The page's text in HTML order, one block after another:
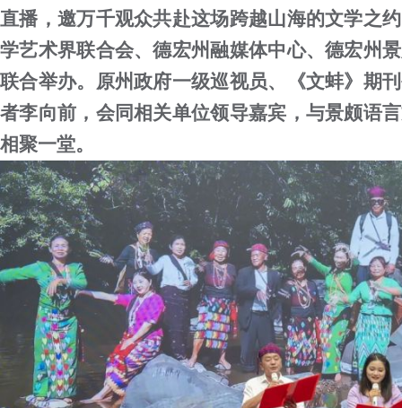
直播 ， 邀万千观众共赴这场跨越山海的文学之约
学艺术界联合会、德宏州融媒体中心、德宏州
联合举办。 原州政府一级巡视员、《文蚌》期
者李向前 ， 会同相关单位领导嘉宾，与景颇语
相聚一堂。